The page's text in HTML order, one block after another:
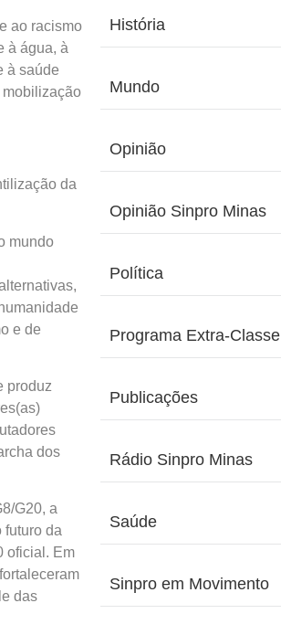
ao racismo
à água, à
à saúde
mobilização
da
mundo
e de
produz
dos
G20, a
futuro da
oficial. Em
das
História
Mundo
Opinião
Opinião Sinpro Minas
Política
Programa Extra-Classe
Publicações
Rádio Sinpro Minas
Saúde
Sinpro em Movimento